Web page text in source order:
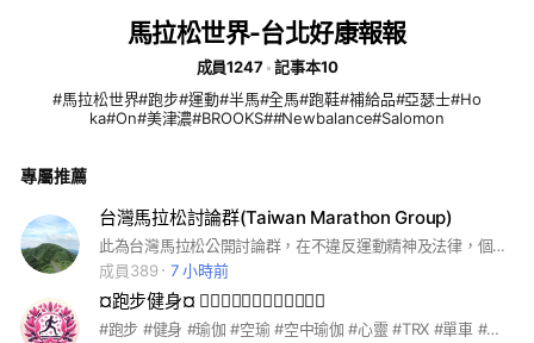
馬拉松世界-台北好康報報
成員1247
記事本10
#馬拉松世界#跑步#運動#半馬#全馬#跑鞋#補給品#亞瑟士#Ho
ka#On#美津濃#BROOKS##Newbalance#Salomon
專屬推薦
台灣馬拉松討論群(Taiwan Marathon Group)
此為台灣馬拉松公開討論群，在不違反運動精神及法律，個人隱私的情況下，任何路跑活動推廣，訓練方法皆可以討論，討論時請注意網路禮儀，任何攻擊抹黑行為一概退群處理
成員389
7 小時前
¤跑步健身¤ 🏃‍♂🏃‍♀🏋‍♀🏋‍♂🚴‍♀🚴‍♂
#跑步 #健身 #瑜伽 #空瑜 #空中瑜伽 #心靈 #TRX #單車 #自行車 #公路車 #登山車 #KOM #馬拉松 #Marathon #馬拉松世界 #MarathonsWorld #半馬 #全馬 #超馬 #星光馬 #女子馬 #游泳 #登山 #健行 #溯溪 #單攻 #百岳 #重訓 #有氧 #無氧 #間歇 #跑團 #LSD #飲控 #減肥 #健康餐 #美食 #睡眠 #鎮西堡 #台北馬 #萬金石馬 #田中馬 #太魯閣馬 #古都馬 #高雄馬 #渣打馬 #富邦馬 #國道馬 #TAISHIN #台新馬 #台新女子馬 #台新女子路跑 #KOM #三鐵 #三項鐵人 #Nike #Adidas #ASICS #Hoka #NewBalance #PUMA #ON #Salomon #Compressport #Garmin #佳明 #COROS #Suunto #InBody #東京馬 #名古屋馬 #路跑 #跑路 #潛水 #露營 #野營 #籃球 #羽球 #雙北#台北#台北市#台北人#新北#新北市#新北人#基隆#基隆市#基隆人#桃園#桃園市#桃園人#中壢#中壢人#內壢#內壢人#宜蘭#宜蘭市#宜蘭人#花蓮#花蓮市#花蓮人#花東#台東#台東市#台東人#新竹#新竹市#新竹人#竹北#竹北人#中部#北部#南部#台中#台中市#台中人#彰化#彰化市#彰化人#西屯#北屯#南屯#白沙屯#大甲#大甲媽#嘉義#嘉義人#台南#台南人#高雄#高雄人#屏東#屏東人#綠島#媽祖#金門#小琉球#蘭嶼#澎湖#澎湖人 #減脂#增肌#減重#增重